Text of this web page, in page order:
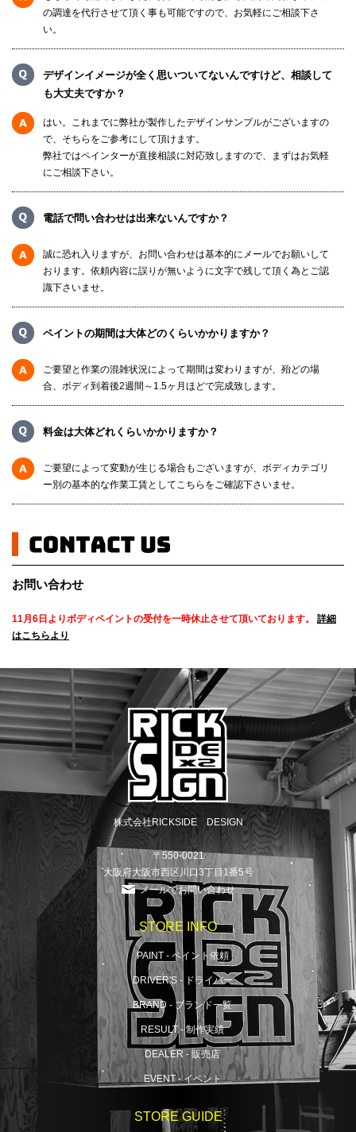
の調達を代行させて頂く事も可能ですので、お気軽にご相談下さ
い。
デザインイメージが全く思いついてないんですけど、相談して
も大丈夫ですか？
はい。これまでに弊社が製作したデザインサンプルがございますの
で、そちらをご参考にして頂けます。
弊社ではペインターが直接相談に対応致しますので、まずはお気軽
にご相談下さい。
電話で問い合わせは出来ないんですか？
誠に恐れ入りますが、お問い合わせは基本的にメールでお願いして
おります。依頼内容に誤りが無いように文字で残して頂く為とご認
識下さいませ。
ペイントの期間は大体どのくらいかかりますか？
ご要望と作業の混雑状況によって期間は変わりますが、殆どの場
合、ボディ到着後2週間～1.5ヶ月ほどで完成致します。
料金は大体どれくらいかかりますか？
ご要望によって変動が生じる場合もございますが、ボディカテゴリ
ー別の基本的な作業工賃としてこちらをご確認下さいませ。
お問い合わせ
11月6日よりボディペイントの受付を一時休止させて頂いております。 詳細
はこちらより
株式会社RICKSIDE DESIGN
〒550-0021
大阪府大阪市西区川口3丁目1番5号
メールでお問い合わせ
STORE INFO
PAINT - ペイント依頼
DRIVER'S - ドライバー
BRAND - ブランド一覧
RESULT - 制作実績
DEALER - 販売店
EVENT - イベント
STORE GUIDE